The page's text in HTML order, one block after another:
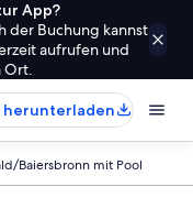
App?
der Buchung kannst
aufrufen und
Ort.
herunterladen
Baiersbronn mit Pool